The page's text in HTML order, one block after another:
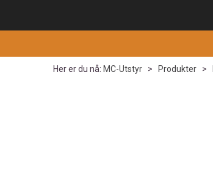
Her er du nå: MC-Utstyr > Produkter >